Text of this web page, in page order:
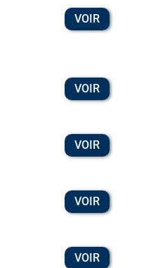
VOIR
VOIR
VOIR
VOIR
VOIR